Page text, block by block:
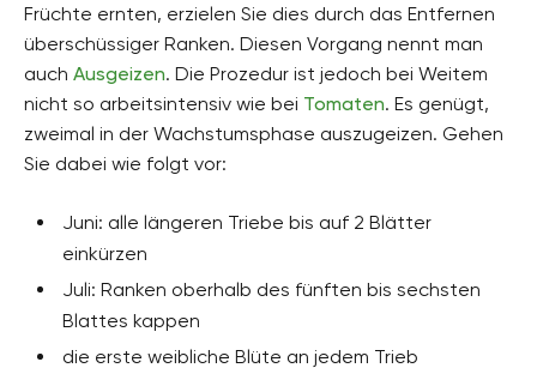
Früchte ernten, erzielen Sie dies durch das Entfernen
überschüssiger Ranken. Diesen Vorgang nennt man
auch Ausgeizen. Die Prozedur ist jedoch bei Weitem
nicht so arbeitsintensiv wie bei Tomaten. Es genügt,
zweimal in der Wachstumsphase auszugeizen. Gehen
Sie dabei wie folgt vor:
Juni: alle längeren Triebe bis auf 2 Blätter
einkürzen
Juli: Ranken oberhalb des fünften bis sechsten
Blattes kappen
die erste weibliche Blüte an jedem Trieb